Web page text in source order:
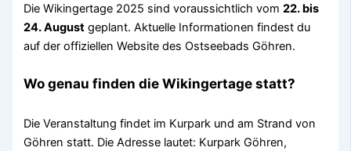
Die Wikingertage 2025 sind voraussichtlich vom22. bis
24. August geplant. Aktuelle Informationen findest du
auf der offiziellen Website des Ostseebads Göhren.
Wo genau finden die Wikingertage statt?
Die Veranstaltung findet im Kurpark und am Strand von
Göhren statt. Die Adresse lautet: Kurpark Göhren,